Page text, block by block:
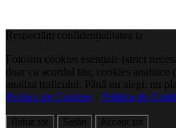
Respectăm confidențialitatea ta
Folosim cookies esențiale (strict
doar cu acordul tău, cookies analitice
analiza traficului. Până nu alegi, nu
Politica de Cookies · Politica de
Refuz tot Setări Accept tot